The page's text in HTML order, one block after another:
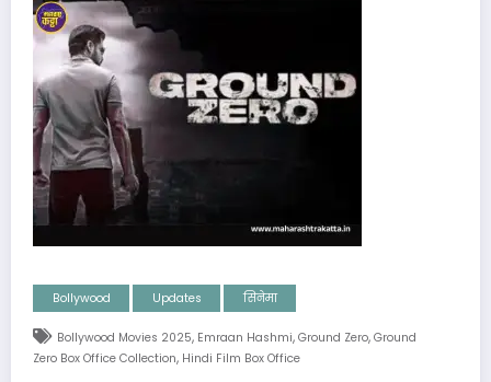
Bollywood Updates सिनेमा
Bollywood Movies 2025, Emraan Hashmi, Ground Zero, Ground
Zero Box Office Collection, Hindi Film Box Office